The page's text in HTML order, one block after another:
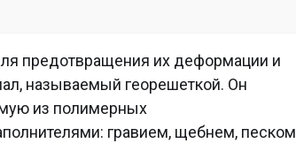
предотвращения их деформации и
называемый георешеткой. Он
из полимерных
гравием, щебнем, песком